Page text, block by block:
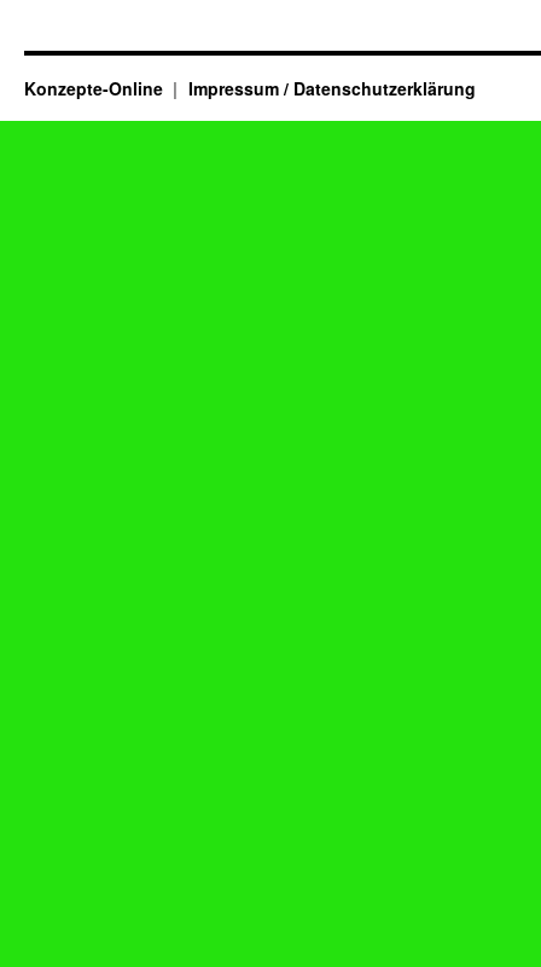
Konzepte-Online Impressum / Datenschutzerklärung